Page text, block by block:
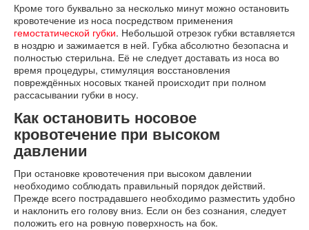
Кроме того буквально за несколько минут можно остановить
кровотечение из носа посредством применения
гемостатической губки. Небольшой отрезок губки вставляется
в ноздрю и зажимается в ней. Губка абсолютно безопасна и
полностью стерильна. Её не следует доставать из носа во
время процедуры, стимуляция восстановления
повреждённых носовых тканей происходит при полном
рассасывании губки в носу.
Как остановить носовое
кровотечение при высоком
давлении
При остановке кровотечения при высоком давлении
необходимо соблюдать правильный порядок действий.
Прежде всего пострадавшего необходимо разместить удобно
и наклонить его голову вниз. Если он без сознания, следует
положить его на ровную поверхность на бок.